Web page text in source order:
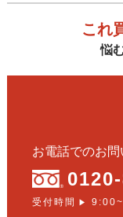
これ
悩
お電話でのお
受付時間 ▶